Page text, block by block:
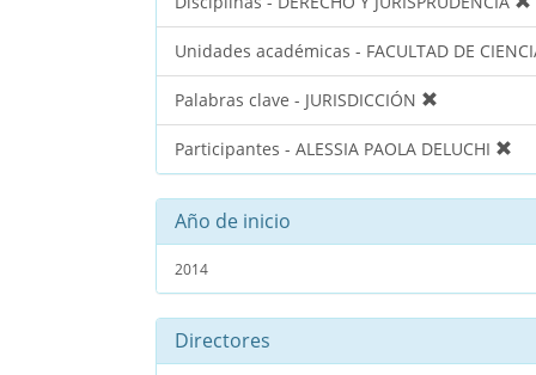
Unidades académicas - FACULTAD DE
Palabras clave - JURISDICCIÓN
Participantes - ALESSIA PAOLA DELUCHI
Año de inicio
2014
Directores